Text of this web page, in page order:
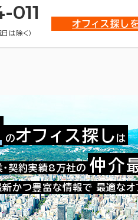
011
は除く）
オフィス探し
お問い合わせ番号：002-07313
のオフィス探し は
契約実績8万社の 仲介
新かつ豊富な情報で 最適なオ